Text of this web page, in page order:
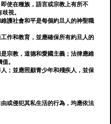
使在種族，語言或宗教上有所不
視。
護社會和平是每個約旦人的神聖職
作和教育，並應確保所有約旦人的
宗教，道德和愛國主義；法律應維
。
；並應照顧青少年和殘疾人，並保
或侵犯其私生活的行為，均應依法